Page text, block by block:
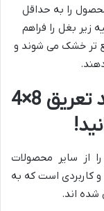
را به حداقل
زیر بغل را فراهم
تر خشک می شوند و
ویژگی های برجسته رول ضد تعریق 8×4
دیسکاوری را از سایر محصولات
کاربردی است که به
شده اند.